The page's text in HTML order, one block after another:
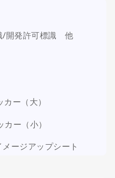
/開発許可標識 他
ー（大）
ー（小）
メージアップシート